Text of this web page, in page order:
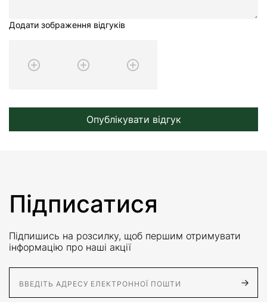
Додати зображення відгуків
Опублікувати відгук
Підписатися
Підпишись на розсилку, щоб першим отримувати
інформацію про наші акції